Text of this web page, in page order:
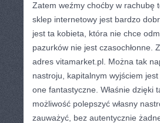
Zatem weźmy choćby w rachubę
sklep internetowy jest bardzo
jest ta kobieta, która nie chce
pazurków nie jest czasochłonne.
adres vitamarket.pl. Można tak
nastroju, kapitalnym wyjściem
one fantastyczne. Właśnie dzięki
możliwość polepszyć własny
zauważyć, bez autentycznie